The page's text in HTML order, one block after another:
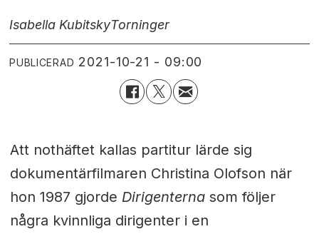
Isabella KubitskyTorninger
PUBLICERAD 2021-10-21 - 09:00
Att nothäftet kallas partitur lärde sig
dokumentärfilmaren Christina Olofson när
hon 1987 gjorde Dirigenternasom följer
några kvinnliga dirigenter i en